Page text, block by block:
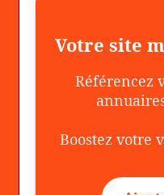
Votre site
Référencez
Boostez votre